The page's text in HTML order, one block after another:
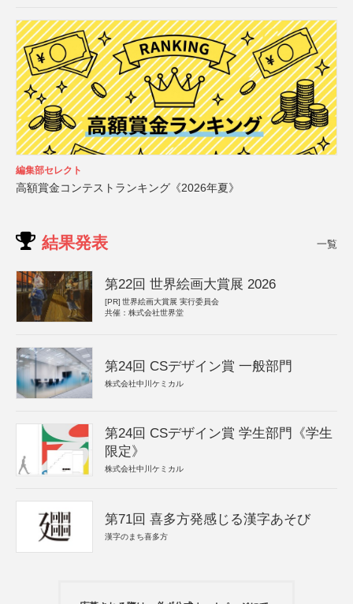
編集部セレクト
高額賞金コンテストランキング《2026年夏》
結果発表 一覧
第22回 世界絵画大賞展 2026
[PR] 世界絵画大賞展 実行委員会
共催：株式会社世界堂
第24回 CSデザイン賞 一般部門
株式会社中川ケミカル
第24回 CSデザイン賞 学生部門《学生
限定》
株式会社中川ケミカル
第71回 喜多方発感じる漢字あそび
漢字のまち喜多方